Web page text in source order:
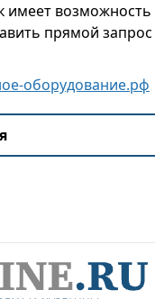
имеет возможность
прямой запрос
оборудование.рф